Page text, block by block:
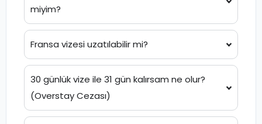
miyim?
Fransa vizesi uzatılabilir mi?
30 günlük vize ile 31 gün kalırsam ne olur?
(Overstay Cezası)